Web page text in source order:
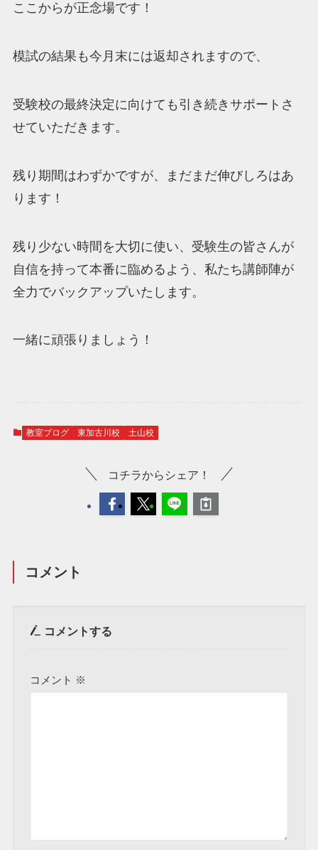
ここからが正念場です！
模試の結果も今月末には返却されますので、
受験校の最終決定に向けても引き続きサポートさ
せていただきます。
残り期間はわずかですが、まだまだ伸びしろはあ
ります！
残り少ない時間を大切に使い、受験生の皆さんが
自信を持って本番に臨めるよう、私たち講師陣が
全力でバックアップいたします。
一緒に頑張りましょう！
教室ブログ 東加古川校 土山校
コチラからシェア！
コメント
コメントする
コメント ※